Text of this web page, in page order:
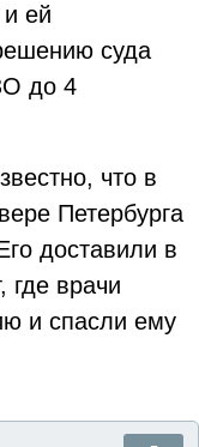
ей
суда
до 4
что в
Петербурга
доставили в
где врачи
и спасли ему